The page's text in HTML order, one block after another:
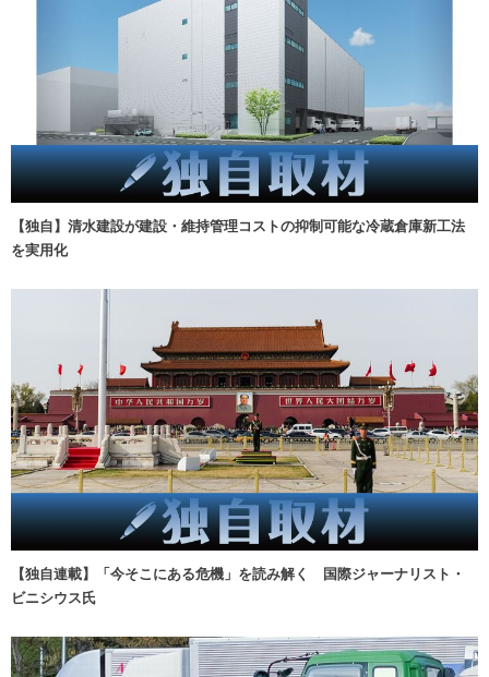
【独自】清水建設が建設・維持管理コストの抑制可能な冷蔵倉庫新工法
を実用化
【独自連載】「今そこにある危機」を読み解く 国際ジャーナリスト・
ビニシウス氏